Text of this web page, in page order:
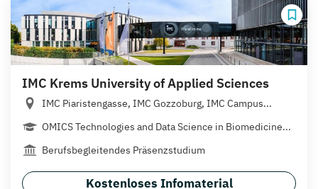
IMC Krems University of Applied Sciences
IMC Piaristengasse, IMC Gozzoburg, IMC Campus...
OMICS Technologies and Data Science in Biomedicine...
Berufsbegleitendes Präsenzstudium
Kostenloses Infomaterial